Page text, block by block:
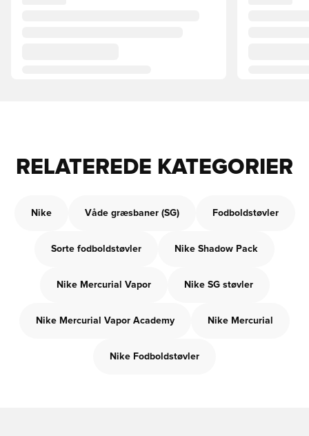
RELATEREDE KATEGORIER
Nike Våde græsbaner (SG) Fodboldstøvler
Sorte fodboldstøvler Nike Shadow Pack
Nike Mercurial Vapor Nike SG støvler
Nike Mercurial Vapor Academy Nike Mercurial
Nike Fodboldstøvler